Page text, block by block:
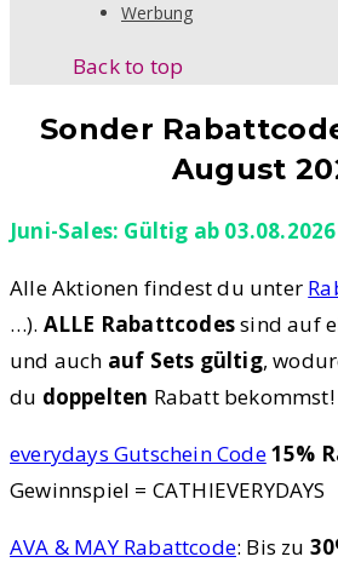
Werbung
Back to top
Sonder
August
Juni-Sales: Gültig ab
Alle Aktionen findest du unter
…). ALLE Rabattcodessind auf
und auch auf Sets gültig,
du doppelten Rabatt bekommst!
everydays Gutschein Code15%
Gewinnspiel = CATHIEVERYDAYS
AVA & MAY Rabattcode: Bis zu